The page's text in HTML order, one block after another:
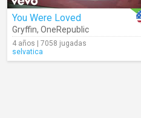
You Were Loved
Gryffin, OneRepublic
4 años | 7058 jugadas
selvatica